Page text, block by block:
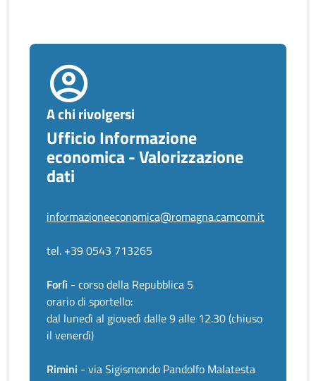
A chi rivolgersi
Ufficio Informazione
economica - Valorizzazione
dati
informazioneeconomica@romagna.camcom.it
tel. +39 0543 713265
Forlì - corso della Repubblica 5
orario di sportello:
dal lunedì al giovedì dalle 9 alle 12.30 (chiuso
il venerdì)
Rimini - via Sigismondo Pandolfo Malatesta